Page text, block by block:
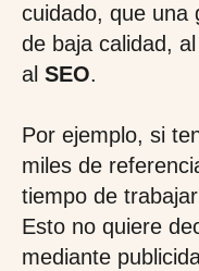
cuidado, que una
de baja calidad,
al SEO.
Por ejemplo, si
miles de
tiempo de
Esto no quiere
mediante